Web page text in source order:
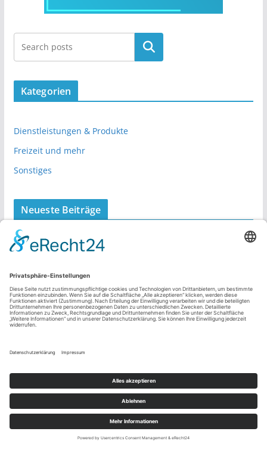
Kategorien
Dienstleistungen & Produkte
Freizeit und mehr
Sonstiges
Neueste Beiträge
DIENSTLEISTUNGEN & PRODUKTE
Mimik im Fokus: So bleibt Ihr
Gesicht lebendig und entspannt
zugleich